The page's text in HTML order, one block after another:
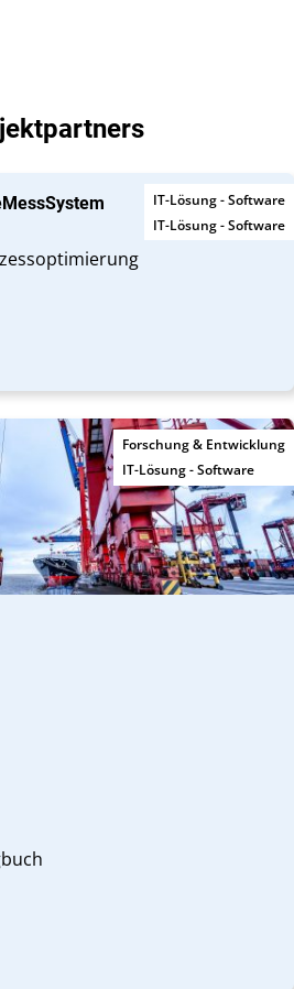
IT-Lösung - Software
IT-Lösung - Software
Forschung & Entwicklung
IT-Lösung - Software